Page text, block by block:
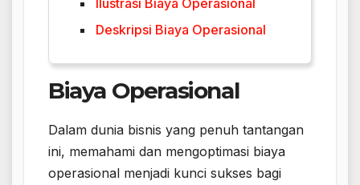
Ilustrasi Biaya Operasional
Deskripsi Biaya Operasional
Biaya Operasional
Dalam dunia bisnis yang penuh tantangan
ini, memahami dan mengoptimasi biaya
operasional menjadi kunci sukses bagi